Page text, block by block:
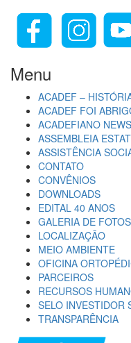
Menu
ACADEF –
ACADEF FOI
ACADEFIANO NEWS
ASSEMBLEIA
ASSISTÊNCIA
CONTATO
CONVÊNIOS
DOWNLOADS
EDITAL 40 ANOS
GALERIA DE FOTOS
LOCALIZAÇÃO
MEIO AMBIENTE
OFICINA
PARCEIROS
RECURSOS
SELO INVESTIDOR
TRANSPARÊNCIA